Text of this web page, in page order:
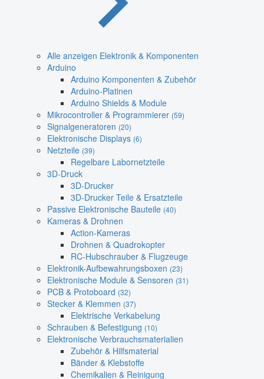
Alle anzeigen Elektronik & Komponenten
Arduino
Arduino Komponenten & Zubehör
Arduino-Platinen
Arduino Shields & Module
Mikrocontroller & Programmierer (59)
Signalgeneratoren (20)
Elektronische Displays (6)
Netzteile (39)
Regelbare Labornetzteile
3D-Druck
3D-Drucker
3D-Drucker Teile & Ersatzteile
Passive Elektronische Bauteile (40)
Kameras & Drohnen
Action-Kameras
Drohnen & Quadrokopter
RC-Hubschrauber & Flugzeuge
Elektronik-Aufbewahrungsboxen (23)
Elektronische Module & Sensoren (31)
PCB & Protoboard (32)
Stecker & Klemmen (37)
Elektrische Verkabelung
Schrauben & Befestigung (10)
Elektronische Verbrauchsmaterialien
Zubehör & Hilfsmaterial
Bänder & Klebstoffe
Chemikalien & Reinigung